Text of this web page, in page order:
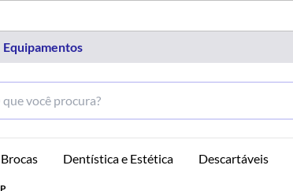
Equipamentos
Brocas Dentística e Estética Descartáveis
P